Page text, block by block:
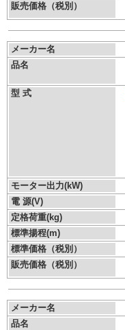
販売価格（税別）
メーカー名
品名
型 式
モーター出力(kW)
電 源(V)
定格荷重(kg)
標準揚程(m)
標準価格（税別）
販売価格（税別）
メーカー名
品名